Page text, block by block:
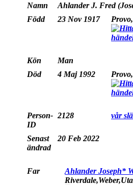
Namn Ahlander J. Fred
Född
23 Nov 1917
Kön
Man
Död
4 Maj 1992
Person-
ID
2128 vår
Senast
ändrad
20 Feb 2022
Far Ahlander Joseph*